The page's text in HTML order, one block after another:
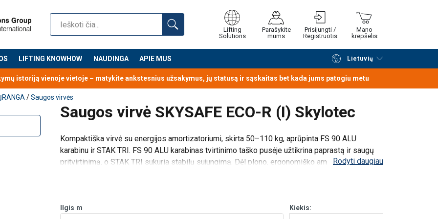
Lifting
Solutions
Parašykite
mums
Prisijungti /
Registruotis
Mano
krepšelis
LIFTING KNOWHOW NAUDINGA APIE MUS Lietuvių
Tęsti naršymą Tęsti pirkimą
istoriją vienoje vietoje – matykite ankstesnius užsakymus, jų statusą ir sąskaitas bet kada jums patogiu metu
/Saugos virvės
Saugos virvė SKYSAFE ECO-R (I) Skylotec
Kompaktiška virvė su energijos amortizatoriumi, skirta 50–110 kg, aprūpinta FS 90 ALU
karabinu ir STAK TRI. FS 90 ALU karabinas tvirtinimo taško pusėje užtikrina paprastą ir saugų
pritvirtinimą, o STAK TRI sukuria stabilų sujungimą. Dėl plono, ergonomiško amortizatorių
Rodyti daugiau
Ilgis m Kiekis:
kg, lanksčiam pritaikymui.
užtikrinantis didesnį komfortą ir visišką saugumą.
02-22-07-2024.pdf